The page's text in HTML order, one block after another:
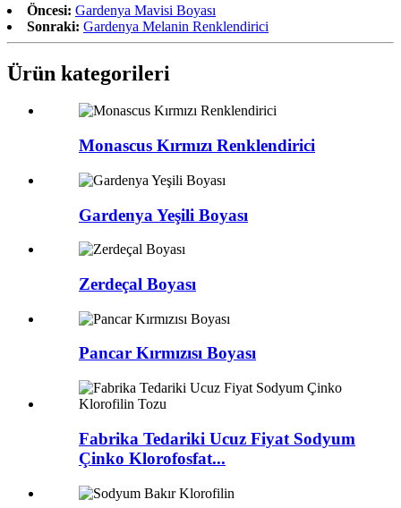
Öncesi: Gardenya Mavisi Boyası
Sonraki: Gardenya Melanin Renklendirici
Ürün kategorileri
Monascus Kırmızı Renklendirici
Gardenya Yeşili Boyası
Zerdeçal Boyası
Pancar Kırmızısı Boyası
Fabrika Tedariki Ucuz Fiyat Sodyum
Çinko Klorofosfat...